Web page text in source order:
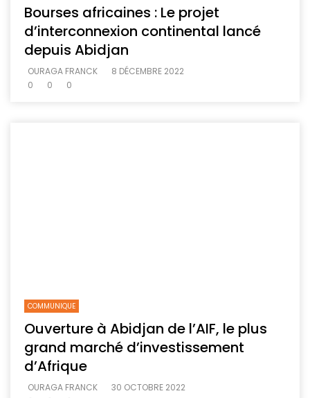
Bourses africaines : Le projet
d’interconnexion continental lancé
depuis Abidjan
OURAGA FRANCK
8 DÉCEMBRE 2022
0
0 0
COMMUNIQUE
Ouverture à Abidjan de l’AIF, le plus
grand marché d’investissement
d’Afrique
OURAGA FRANCK
30 OCTOBRE 2022